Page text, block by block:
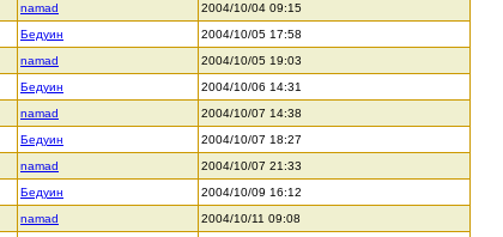
namad 2004/10/04 09:15
Бедуин 2004/10/05 17:58
namad 2004/10/05 19:03
Бедуин 2004/10/06 14:31
namad 2004/10/07 14:38
Бедуин 2004/10/07 18:27
namad 2004/10/07 21:33
Бедуин 2004/10/09 16:12
namad 2004/10/11 09:08